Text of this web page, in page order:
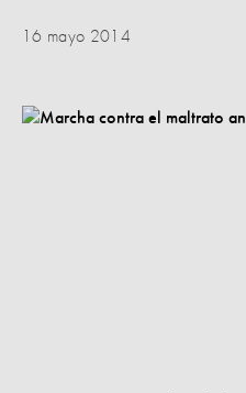
16 mayo 2014